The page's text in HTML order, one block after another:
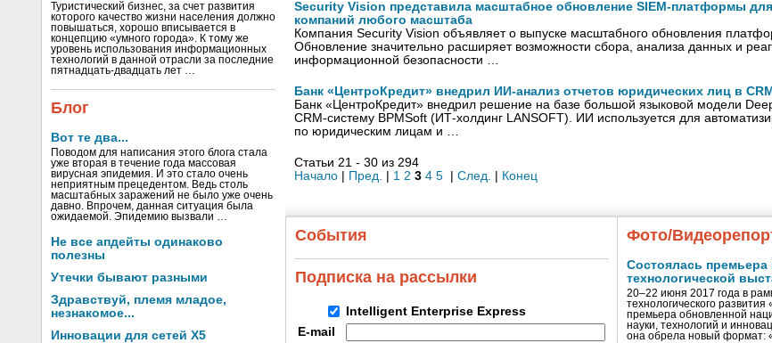
Туристический бизнес, за счет развития
которого качество жизни населения должно
повышаться, хорошо вписывается в
концепцию «умного города». К тому же
уровень использования информационных
технологий в данной отрасли за последние
пятнадцать-двадцать лет …
Блог
Вот те два...
Поводом для написания этого блога стала
уже вторая в течение года массовая
вирусная эпидемия. И это стало очень
неприятным прецедентом. Ведь столь
масштабных заражений не было уже очень
давно. Впрочем, данная ситуация была
ожидаемой. Эпидемию вызвали …
Не все апдейты одинаково
полезны
Утечки бывают разными
Здравствуй, племя младое,
незнакомое...
Инновации для сетей X5
Security Vision представила масштабное обновление SIEM-платформы
компаний любого масштаба
Компания Security Vision объявляет о выпуске масштабного обновления
Обновление значительно расширяет возможности сбора, анализа данных и
информационной безопасности …
Банк «ЦентроКредит» внедрил ИИ-анализ отчетов юридических лиц в
Банк «ЦентроКредит» внедрил решение на базе большой языковой модели
CRM-систему BPMSoft (ИТ-холдинг LANSOFT). ИИ используется для
по юридическим лицам и …
Статьи 21 - 30 из 294
Начало | Пред. | 1 2 3 4 5 | След. | Конец
События
Подписка на рассылки
Intelligent Enterprise Express
E-mail
Фото/
Состоялась
технологической
20–22 июня 2017 года в
технологического
премьера обновленной
науки, технологий и
она обрела новый